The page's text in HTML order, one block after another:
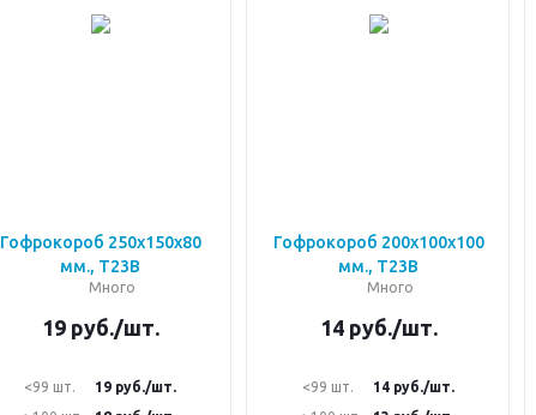
Гофрокороб 250х150х80
мм., Т23В
Много
19руб./шт.
<99 шт. 19 руб./шт.
Гофрокороб 200х100х100
мм., Т23В
Много
14руб./шт.
<99 шт. 14 руб./шт.